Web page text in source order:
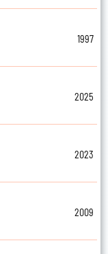
1997
2025
2023
2009